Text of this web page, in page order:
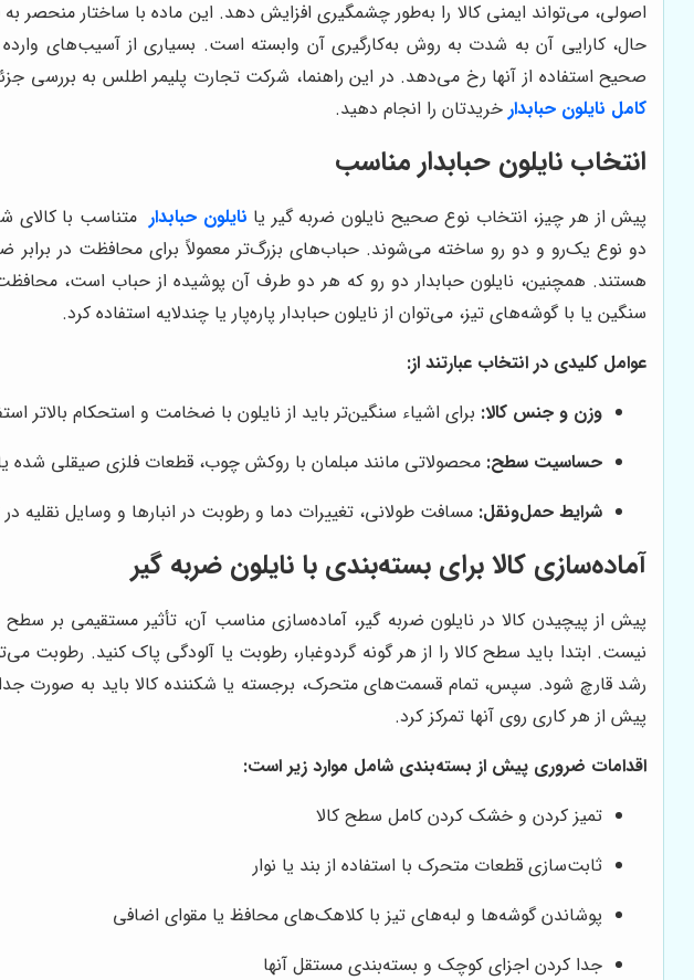
اصولی، می‌تواند ایمنی کالا را به‌طور چشمگیری افزایش دهد. این ماده با ساختار
حال، کارایی آن به شدت به روش به‌کارگیری آن وابسته است. بسیاری از آسیب‌های
صحیح استفاده از آنها رخ می‌دهد. در این راهنما، شرکت تجارت پلیمر اطلس به بررسی
کامل نایلون حبابدارخریدتان را انجام دهید.
انتخاب نایلون حبابدار مناسب
پیش از هر چیز، انتخاب نوع صحیح نایلون ضربه گیر یا نایلون حبابدار متناسب با کالای
دو نوع یک‌رو و دو رو ساخته می‌شوند. حباب‌های بزرگ‌تر معمولاً برای محافظت در
هستند. همچنین، نایلون حبابدار دو رو که هر دو طرف آن پوشیده از حباب است،
سنگین یا با گوشه‌های تیز، می‌توان از نایلون حبابدار پاره‌پار یا چندلایه استفاده کرد.
عوامل کلیدی در انتخاب عبارتند از:
وزن و جنس کالا: برای اشیاء سنگین‌تر باید از نایلون با ضخامت و استحکام بالاتر
حساسیت سطح: محصولاتی مانند مبلمان با روکش چوب، قطعات فلزی صیقلی شده
شرایط حمل‌ونقل: مسافت طولانی، تغییرات دما و رطوبت در انبارها و وسایل نقلیه
آماده‌سازی کالا برای بسته‌بندی با نایلون ضربه گیر
پیش از پیچیدن کالا در نایلون ضربه گیر، آماده‌سازی مناسب آن، تأثیر مستقیمی بر
نیست. ابتدا باید سطح کالا را از هر گونه گردوغبار، رطوبت یا آلودگی پاک کنید. رطوبت
رشد قارچ شود. سپس، تمام قسمت‌های متحرک، برجسته یا شکننده کالا باید به صورت
پیش از هر کاری روی آنها تمرکز کرد.
اقدامات ضروری پیش از بسته‌بندی شامل موارد زیر است:
تمیز کردن و خشک کردن کامل سطح کالا
ثابت‌سازی قطعات متحرک با استفاده از بند یا نوار
پوشاندن گوشه‌ها و لبه‌های تیز با کلاهک‌های محافظ یا مقوای اضافی
جدا کردن اجزای کوچک و بسته‌بندی مستقل آنها